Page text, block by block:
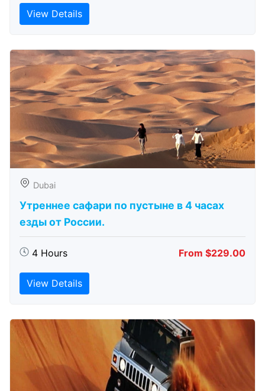
View Details
Dubai
Утреннее сафари по пустыне в 4 часах
езды от России.
4 Hours From $229.00
View Details